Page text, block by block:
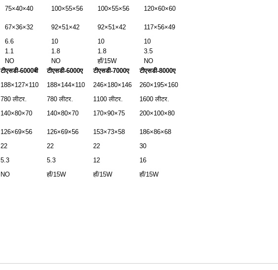
75×40×40 100×55×56 100×55×56
120×60×60
67×36×32 92×51×42 92×51×42
117×56×49
6.6 10 10
10
1.1 1.8 1.8
3.5
NO NO हाँ/15W
NO
टीएसडी-6000बी टीएसडी-6000ए टीएसडी-7000ए
टीएसडी-8000ए
188×127×110 188×144×110 246×180×146
260×195×160
780 लीटर. 780 लीटर. 1100 लीटर.
1600 लीटर.
140×80×70 140×80×70 170×90×75
200×100×80
126×69×56 126×69×56 153×73×58
186×86×68
22 22 22
30
5.3 5.3 12
16
NO हाँ/15W हाँ/15W हाँ/15W